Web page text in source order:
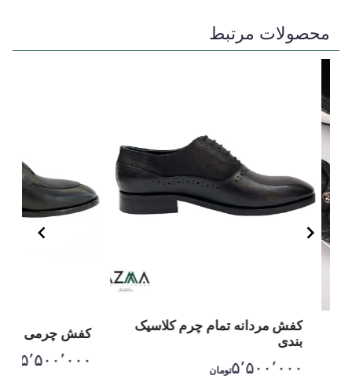
محصولات مرتبط
کفش مردانه تمام چرم کلاسیک
بندی
۵٬۵۰۰٬۰۰۰تومان
کفش چرمی
۵٬۵۰۰٬۰۰۰